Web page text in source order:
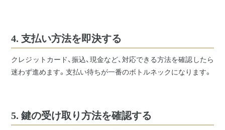
4. 支払い方法を即決する
クレジットカード、振込、現金など、対応できる方法を確認したら
迷わず進めます。支払い待ちが一番のボトルネックになります。
5. 鍵の受け取り方法を確認する